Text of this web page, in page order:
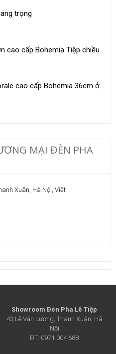
trọng
cao cấp Bohemia Tiệp chiều
cao cấp Bohemia 36cm ở
MẠI ĐÈN PHA
Xuân, Hà Nội, Việt
Showroom Đèn Pha Lê Tiệp
43 Lê Văn Lương, Thanh Xuân, Hà
Nội
ĐT: 0971 004 688